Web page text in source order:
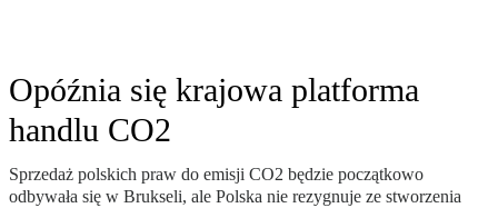
Opóźnia się krajowa platforma
handlu CO2
Sprzedaż polskich praw do emisji CO2 będzie początkowo
odbywała się w Brukseli, ale Polska nie rezygnuje ze stworzenia